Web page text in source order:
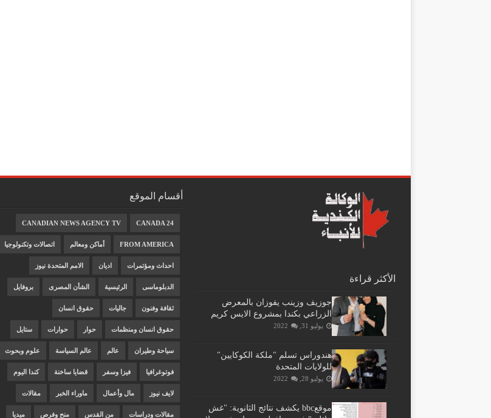
الأكثر قراءة
جوزيف وزينب يفوزان بالمعرض
الزراعي بكندا بمشروع الايس كريم
يوليو 31, 2022
هندوراس تسلم "ملكة الكوكايين"
للولايات المتحدة
يوليو 28, 2022
موقعbbc يكشف نتائج الثانوية: "غش
أقسام الموقع
CANADA 24
CANADIAN NEWS AGENCY TV
FROM AMERICA أماكن ومعالم اتصالات وتكنولوجيا
احداث ومؤتمرات اديان الامم المتحدة نيوز
الدبلوماسى الرئيسية الشأن المصرى بروفايل
ثقافة وفنون جاليات حقوق انسان
حقوق انسان ومنظمات حوار حوارات ستايل
سياحة وطيران عالم عالم السياسة علوم وبحوث
فوتوغرافيا فيزا وسفر قضايا ساخنة كندا اليوم
لايف نيوز مال وأعمال ماوراء الخبر مقالات
مقالات ودراسات من القدس منح وفرص ميديا